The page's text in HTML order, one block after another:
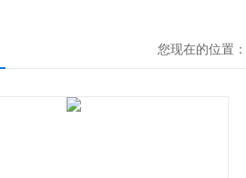
您现在的位置：